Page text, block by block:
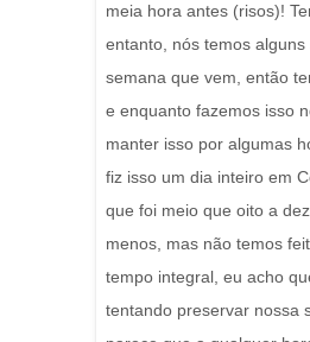
meia hora antes (risos)!
entanto, nós temos alguns
semana que vem, então
e enquanto fazemos isso
manter isso por algumas
fiz isso um dia inteiro em
que foi meio que oito a
menos, mas não temos
tempo integral, eu acho
tentando preservar nossa